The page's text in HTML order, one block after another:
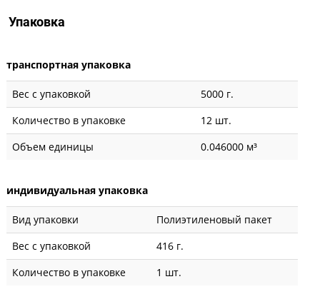
Упаковка
транспортная упаковка
Вес с упаковкой
5000 г.
Количество в упаковке
12 шт.
Объем единицы
0.046000 м³
индивидуальная упаковка
Вид упаковки
Полиэтиленовый пакет
Вес с упаковкой
416 г.
Количество в упаковке
1 шт.